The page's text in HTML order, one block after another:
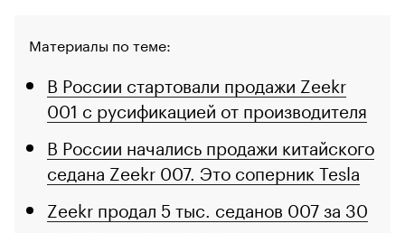
Материалы по теме:
В России стартовали продажи Zeekr
001 с русификацией от производителя
В России начались продажи китайского
седана Zeekr 007. Это соперник Tesla
Zeekr продал 5 тыс. седанов 007 за 30